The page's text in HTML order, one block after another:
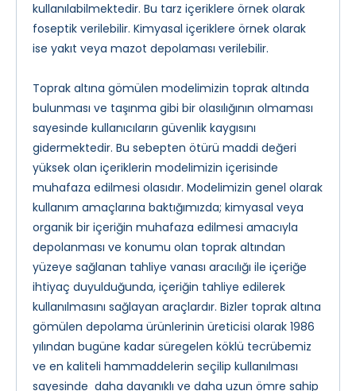
kullanılabilmektedir. Bu tarz içeriklere örnek olarak
foseptik verilebilir. Kimyasal içeriklere örnek olarak
ise yakıt veya mazot depolaması verilebilir.
Toprak altına gömülen modelimizin toprak altında
bulunması ve taşınma gibi bir olasılığının olmaması
sayesinde kullanıcıların güvenlik kaygısını
gidermektedir. Bu sebepten ötürü maddi değeri
yüksek olan içeriklerin modelimizin içerisinde
muhafaza edilmesi olasıdır. Modelimizin genel olarak
kullanım amaçlarına baktığımızda; kimyasal veya
organik bir içeriğin muhafaza edilmesi amacıyla
depolanması ve konumu olan toprak altından
yüzeye sağlanan tahliye vanası aracılığı ile içeriğe
ihtiyaç duyulduğunda, içeriğin tahliye edilerek
kullanılmasını sağlayan araçlardır. Bizler toprak altına
gömülen depolama ürünlerinin üreticisi olarak 1986
yılından bugüne kadar süregelen köklü tecrübemiz
ve en kaliteli hammaddelerin seçilip kullanılması
sayesinde daha dayanıklı ve daha uzun ömre sahip